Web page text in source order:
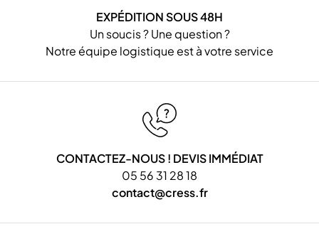
EXPÉDITION SOUS 48H
Un soucis ? Une question ?
Notre équipe logistique est à votre service
CONTACTEZ-NOUS ! DEVIS IMMÉDIAT
05 56 31 28 18
contact@cress.fr